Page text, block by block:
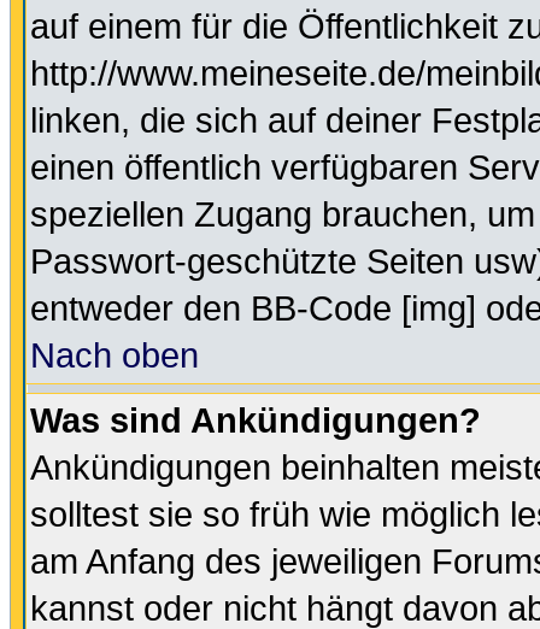
auf einem für die Öffentlichkeit
http://www.meineseite.de/
linken, die sich auf deiner
einen öffentlich verfügbaren
speziellen Zugang brauchen,
Passwort-geschützte Seiten
entweder den BB-Code [img]
Nach oben
Was sind Ankündigungen?
Ankündigungen beinhalten
solltest sie so früh wie möglich
am Anfang des jeweiligen
kannst oder nicht hängt davon